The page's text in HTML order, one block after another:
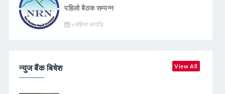
पहिलो बैठक सम्पन्न
५ महिना अगाडि
न्युज बैंक बिषेश View All